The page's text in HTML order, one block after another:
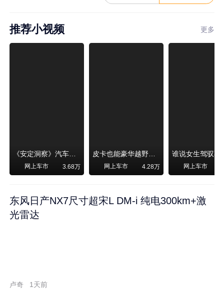
推荐小视频 更多
《安定洞察》汽车烧不烧油，和石油安全无关！
网上车市 3.68万
皮卡也能豪华越野！纵横F700上市，限时卖29.99万起
网上车市 4.28万 网上车市
东风日产NX7尺寸超宋L DM-i 纯电300km+激
光雷达
卢奇 1天前